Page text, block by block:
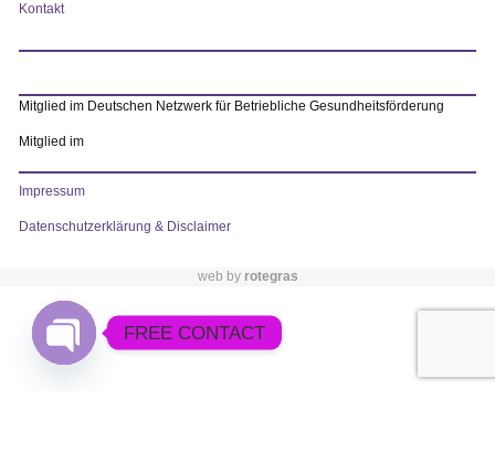
Kontakt
Mitglied im Deutschen Netzwerk für Betriebliche Gesundheitsförderung
Mitglied im
Impressum
Datenschutzerklärung & Disclaimer
web by rotegras
FREE CONTACT